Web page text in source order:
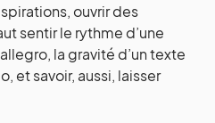
ouvrir des
sentir le rythme d’une
la gravité d’un texte
et savoir, aussi, laisser